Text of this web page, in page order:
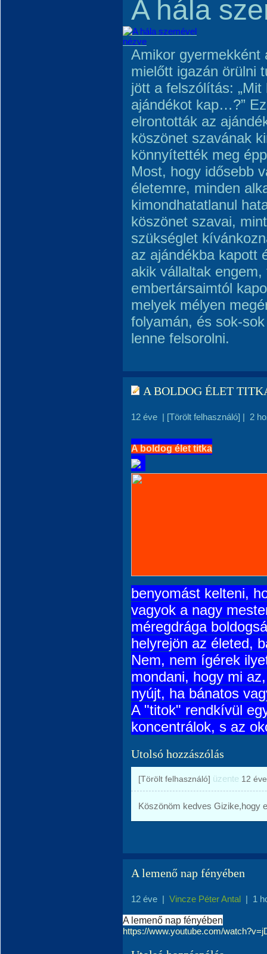
A hála
Amikor gyermekként
mielőtt igazán örülni
jött a felszólítás:
ajándékot kap…?”
elrontották az
köszönet szavának
könnyítették meg
Most, hogy idősebb
életemre, minden
kimondhatatlanul
köszönet szavai,
szükséglet
az ajándékba kapott
akik vállaltak
embertársaimtól
melyek mélyen
folyamán, és sok-
lenne felsorolni.
A BOLDOG ÉLET
12 éve | [Törölt felhasználó] | 2
A boldog élet titka
benyomást kelteni,
vagyok a nagy
méregdrága
helyrejön az életed,
Nem, nem ígérek
mondani, hogy mi
nyújt, ha bánatos
A "titok" rendkívül
koncentrálok, s az
Utolsó hozzászólás
[Törölt felhasználó] üzente 12 éve
Köszönöm kedves Gizike,hogy
A lemenő nap fényében
12 éve | Vincze Péter Antal | 1
A lemenő nap fényében
https://www.youtube.com/